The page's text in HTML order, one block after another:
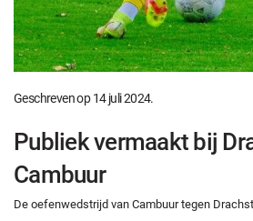
Geschreven op14 juli 2024.
Publiek vermaakt bij
Cambuur
De oefenwedstrijd van Cambuur tegen